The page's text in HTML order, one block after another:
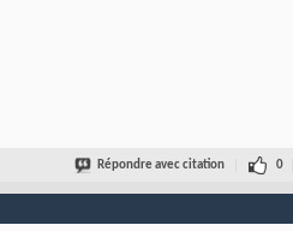
Répondre avec citation 0